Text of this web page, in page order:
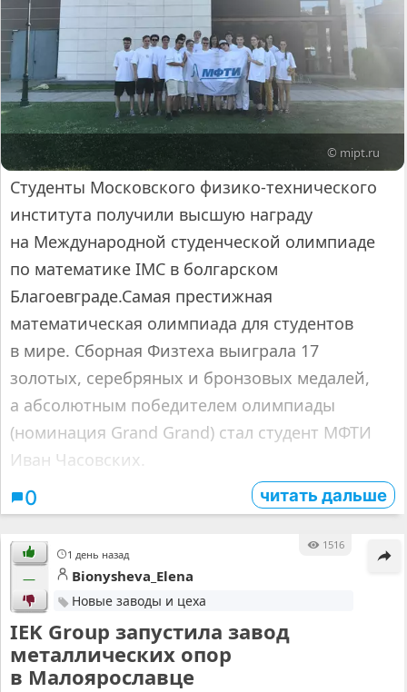
© mipt.ru
Студенты Московского физико-технического
института получили высшую награду
на Международной студенческой олимпиаде
по математике IMC в болгарском
Благоевграде.Самая престижная
математическая олимпиада для студентов
в мире. Сборная Физтеха выиграла 17
золотых, серебряных и бронзовых медалей,
а абсолютным победителем олимпиады
(номинация Grand Grand) стал студент МФТИ
Иван Часовских.
0 читать дальше
1 день назад
1516
— Bionysheva_Elena
Новые заводы и цеха
IEK Group запустила завод
металлических опор
в Малоярославце